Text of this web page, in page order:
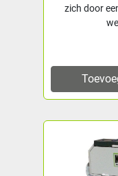
zich door